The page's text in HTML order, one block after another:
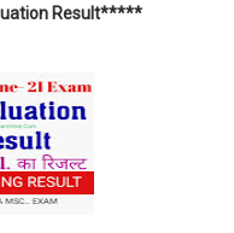
Result*****